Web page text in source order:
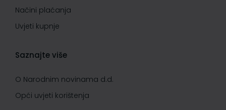
Načini plaćanja
Uvjeti kupnje
Saznajte više
O Narodnim novinama d.d.
Opći uvjeti korištenja